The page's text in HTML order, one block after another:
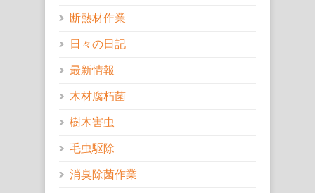
断熱材作業
日々の日記
最新情報
木材腐朽菌
樹木害虫
毛虫駆除
消臭除菌作業